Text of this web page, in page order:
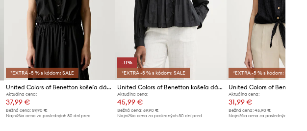
*EXTRA -5 % s kódom: SALE
United Colors of Benetton košeľa dámska bavlnená
Aktuálna cena:
37,99 €
Bežná cena: 59,90 €
Najnižšia cena za posledných 30 dní pred
-11%
*EXTRA -5 % s kódom: SALE
United Colors of Benetton košeľa dámska bavlnená
Aktuálna cena:
45,99 €
Bežná cena:69,90 €
Najnižšia cena za posledných 30 dní pred
*EXTRA -5 % s kódom: SALE
Aktuálna cena:
31,99 €
Bežná cena: 45,90 €
Najnižšia cena za posledných 30 dní